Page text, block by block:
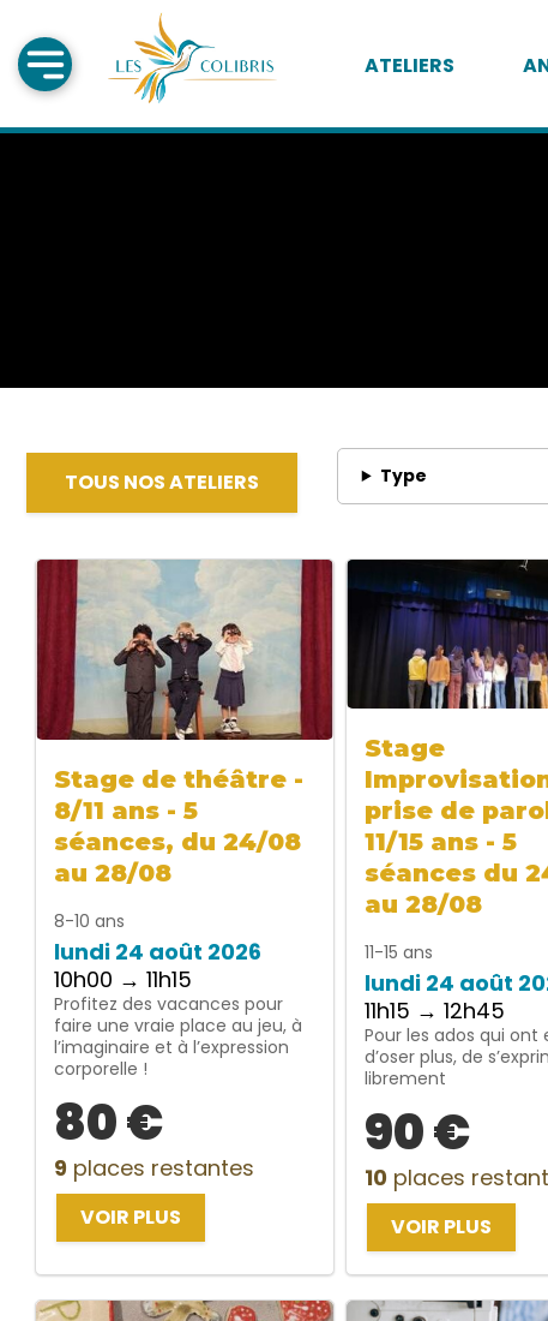
ATELIERS
TOUS NOS ATELIERS Type
Stage de théâtre -
8/11 ans - 5
séances, du 24/08
au 28/08
8-10 ans
lundi 24 août 2026
10h00 → 11h15
Profitez des vacances pour
faire une vraie place au jeu, à
l’imaginaire et à l’expression
corporelle !
80 €
9 places restantes
VOIR PLUS
Stage
prise de
11/15 ans - 5
séances du
au 28/08
11-15 ans
lundi 24 août
11h15 → 12h45
Pour les ados qui ont
d’oser plus, de
librement
90 €
10 places
VOIR PLUS